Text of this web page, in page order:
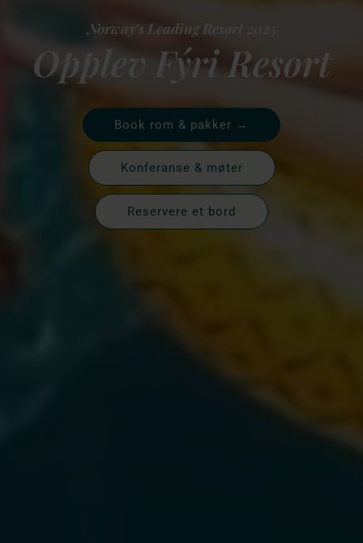
Norway’s Leading Resort 2025
Opplev Fýri Resort
Book rom & pakker →
Konferanse & møter
Reservere et bord